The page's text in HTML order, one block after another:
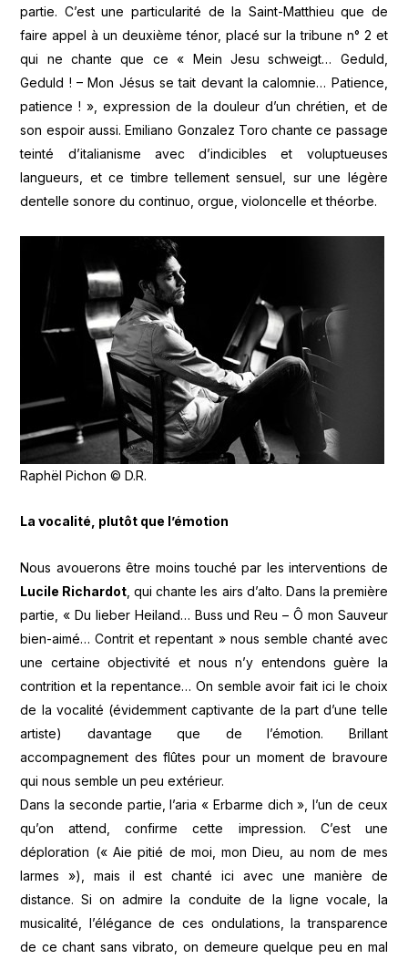
partie. C’est une particularité de la Saint-Matthieu que de
faire appel à un deuxième ténor, placé sur la tribune n° 2 et
qui ne chante que ce « Mein Jesu schweigt… Geduld,
Geduld ! – Mon Jésus se tait devant la calomnie… Patience,
patience ! », expression de la douleur d’un chrétien, et de
son espoir aussi. Emiliano Gonzalez Toro chante ce passage
teinté d’italianisme avec d’indicibles et voluptueuses
langueurs, et ce timbre tellement sensuel, sur une légère
dentelle sonore du continuo, orgue, violoncelle et théorbe.
Raphël Pichon © D.R.
La vocalité, plutôt que l’émotion
Nous avouerons être moins touché par les interventions de
Lucile Richardot , qui chante les airs d’alto. Dans la première
partie, « Du lieber Heiland… Buss und Reu – Ô mon Sauveur
bien-aimé… Contrit et repentant » nous semble chanté avec
une certaine objectivité et nous n’y entendons guère la
contrition et la repentance… On semble avoir fait ici le choix
de la vocalité (évidemment captivante de la part d’une telle
artiste) davantage que de l’émotion. Brillant
accompagnement des flûtes pour un moment de bravoure
qui nous semble un peu extérieur.
Dans la seconde partie, l’aria « Erbarme dich », l’un de ceux
qu’on attend, confirme cette impression. C’est une
déploration (« Aie pitié de moi, mon Dieu, au nom de mes
larmes »), mais il est chanté ici avec une manière de
distance. Si on admire la conduite de la ligne vocale, la
musicalité, l’élégance de ces ondulations, la transparence
de ce chant sans vibrato, on demeure quelque peu en mal